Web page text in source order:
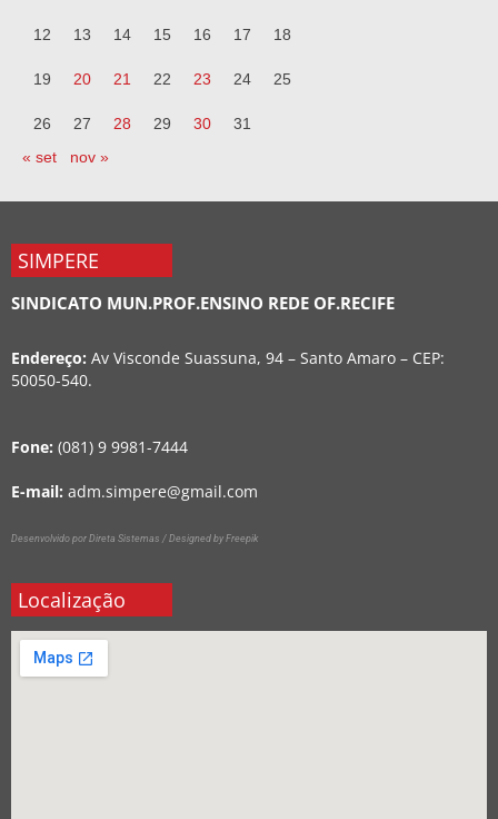
12 13 14 15 16 17 18
19 20 21 22 23 24 25
26 27 28 29 30
31
« set
nov »
SIMPERE
SINDICATO MUN.PROF.ENSINO REDE OF.RECIFE
Endereço: Av Visconde Suassuna, 94 – Santo Amaro – CEP:
50050-540.
Fone: (081) 9 9981-7444
E-mail: adm.simpere@gmail.com
Desenvolvido por Direta Sistemas / Designed by Freepik
Localização